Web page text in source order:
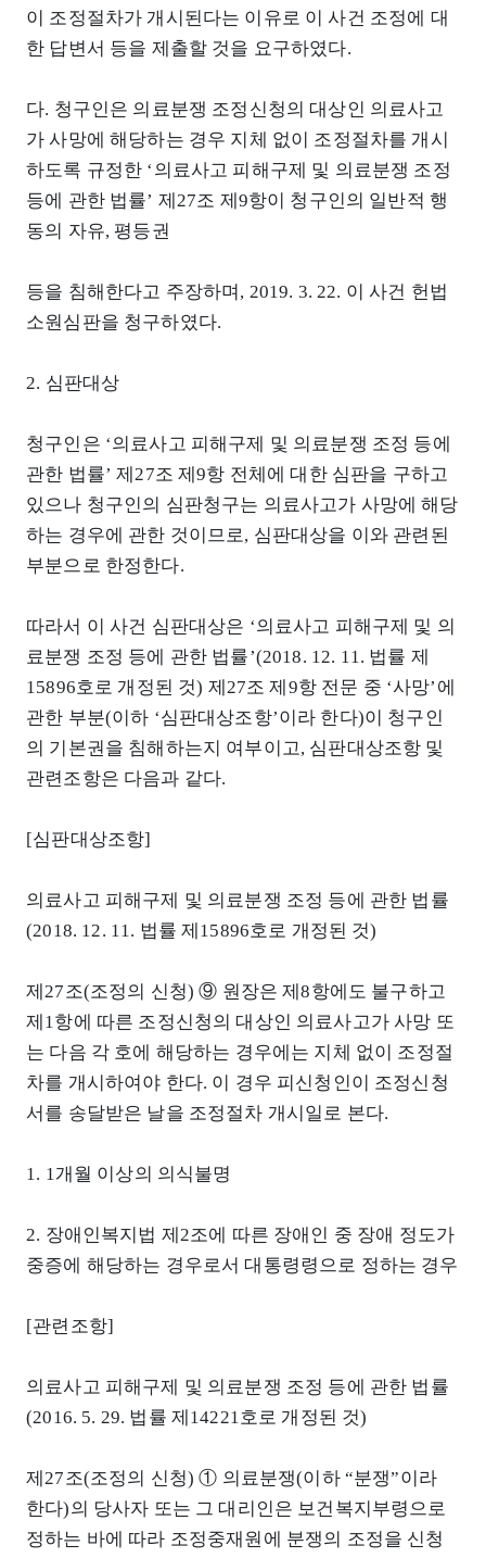
이 조정절차가 개시된다는 이유로 이 사건 조정에 대
한 답변서 등을 제출할 것을 요구하였다.
다. 청구인은 의료분쟁 조정신청의 대상인 의료사고
가 사망에 해당하는 경우 지체 없이 조정절차를 개시
하도록 규정한 ‘의료사고 피해구제 및 의료분쟁 조정
등에 관한 법률’ 제27조 제9항이 청구인의 일반적 행
동의 자유, 평등권
등을 침해한다고 주장하며, 2019. 3. 22. 이 사건 헌법
소원심판을 청구하였다.
2. 심판대상
청구인은 ‘의료사고 피해구제 및 의료분쟁 조정 등에
관한 법률’ 제27조 제9항 전체에 대한 심판을 구하고
있으나 청구인의 심판청구는 의료사고가 사망에 해당
하는 경우에 관한 것이므로, 심판대상을 이와 관련된
부분으로 한정한다.
따라서 이 사건 심판대상은 ‘의료사고 피해구제 및 의
료분쟁 조정 등에 관한 법률’(2018. 12. 11. 법률 제
15896호로 개정된 것) 제27조 제9항 전문 중 ‘사망’에
관한 부분(이하 ‘심판대상조항’이라 한다)이 청구인
의 기본권을 침해하는지 여부이고, 심판대상조항 및
관련조항은 다음과 같다.
[심판대상조항]
의료사고 피해구제 및 의료분쟁 조정 등에 관한 법률
(2018. 12. 11. 법률 제15896호로 개정된 것)
제27조(조정의 신청) ⑨ 원장은 제8항에도 불구하고
제1항에 따른 조정신청의 대상인 의료사고가 사망 또
는 다음 각 호에 해당하는 경우에는 지체 없이 조정절
차를 개시하여야 한다. 이 경우 피신청인이 조정신청
서를 송달받은 날을 조정절차 개시일로 본다.
1. 1개월 이상의 의식불명
2. 장애인복지법 제2조에 따른 장애인 중 장애 정도가
중증에 해당하는 경우로서 대통령령으로 정하는 경우
[관련조항]
의료사고 피해구제 및 의료분쟁 조정 등에 관한 법률
(2016. 5. 29. 법률 제14221호로 개정된 것)
제27조(조정의 신청) ① 의료분쟁(이하 “분쟁”이라
한다)의 당사자 또는 그 대리인은 보건복지부령으로
정하는 바에 따라 조정중재원에 분쟁의 조정을 신청